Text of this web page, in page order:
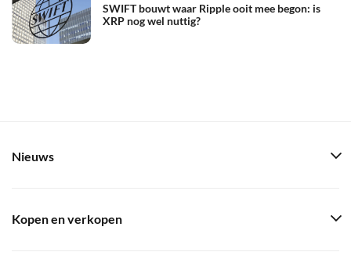
SWIFT bouwt waar Ripple ooit mee begon: is
XRP nog wel nuttig?
Nieuws
Kopen en verkopen